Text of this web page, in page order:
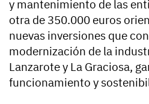
y mantenimiento de las
otra de 350.000 euros
nuevas inversiones que
modernización de la
Lanzarote y La Graciosa,
funcionamiento y